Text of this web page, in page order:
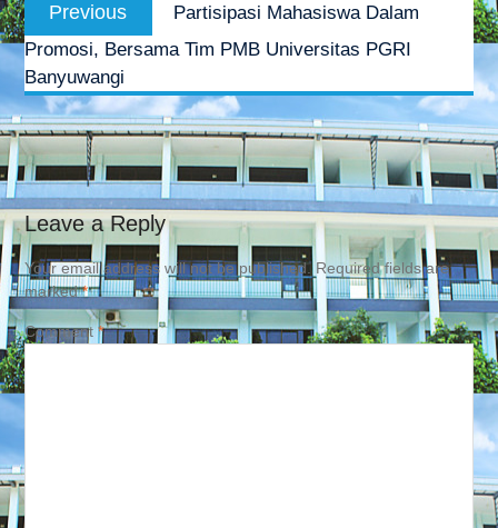
navigation
Previous
post:
Partisipasi Mahasiswa Dalam
Promosi, Bersama Tim PMB Universitas PGRI
Banyuwangi
Leave a Reply
Your email address will not be published. Required fields are
marked*
Comment*